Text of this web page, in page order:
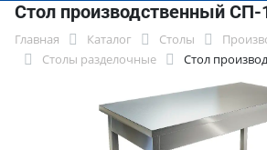
Стол производственный СП-
Главная Каталог Столы
Столы разделочные
Стол